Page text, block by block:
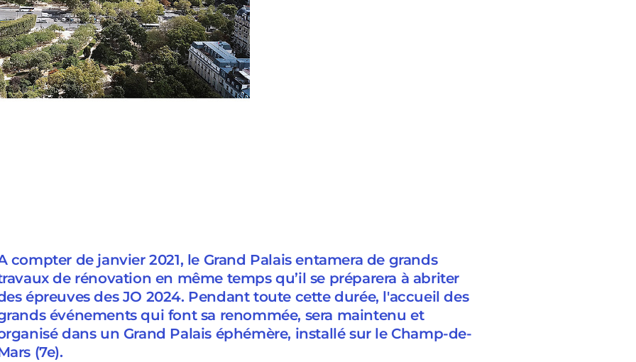
compter de janvier 2021, le Grand Palais entamera de grands
de rénovation en même temps qu’il se préparera à abriter
épreuves des JO 2024. Pendant toute cette durée, l'accueil des
événements qui font sa renommée, sera maintenu et
dans un Grand Palais éphémère, installé sur le Champ-de-
(7e).